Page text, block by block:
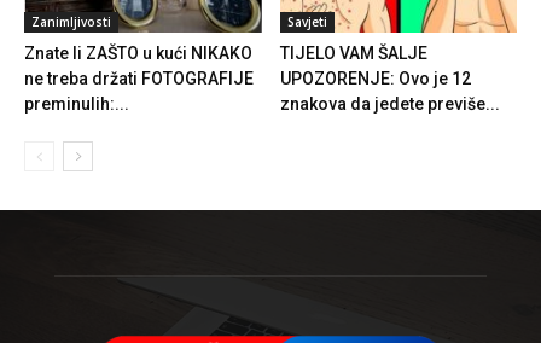
Zanimljivosti
Znate li ZAŠTO u kući NIKAKO
ne treba držati FOTOGRAFIJE
preminulih:...
Savjeti
TIJELO VAM ŠALJE
UPOZORENJE: Ovo je 12
znakova da jedete previše...